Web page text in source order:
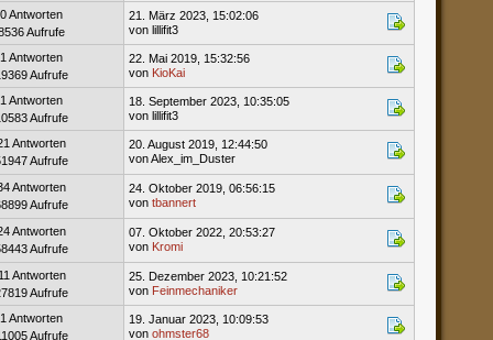
0 Antworten
Aufrufe
21. März 2023, 15:02:06
von lillifit3
1 Antworten
Aufrufe
22. Mai 2019, 15:32:56
von KioKai
1 Antworten
Aufrufe
18. September 2023, 10:35:05
von lillifit3
Antworten
Aufrufe
20. August 2019, 12:44:50
von Alex_im_Duster
Antworten
Aufrufe
24. Oktober 2019, 06:56:15
von tbannert
Antworten
Aufrufe
07. Oktober 2022, 20:53:27
von Kromi
11 Antworten
Aufrufe
25. Dezember 2023, 10:21:52
von Feinmechaniker
1 Antworten
Aufrufe
19. Januar 2023, 10:09:53
von ohmster68